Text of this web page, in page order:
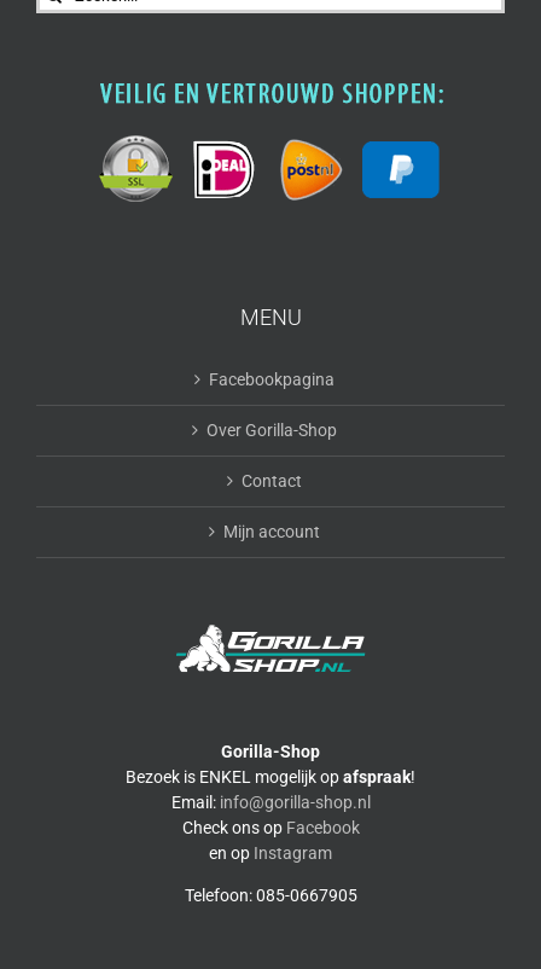
naar:
MENU
Facebookpagina
Over Gorilla-Shop
Contact
Mijn account
Gorilla-Shop
Bezoek is ENKEL mogelijk opafspraak!
Email: info@gorilla-shop.nl
Check ons op Facebook
en op Instagram
Telefoon: 085-0667905